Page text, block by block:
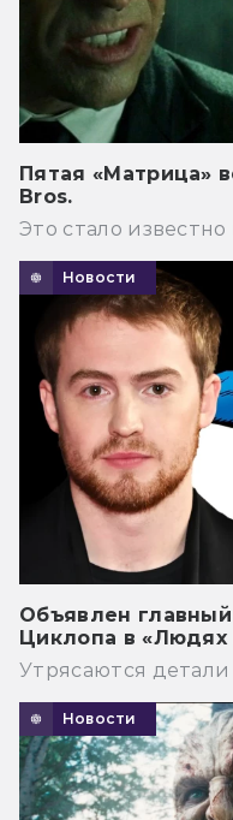
Пятая «Матрица»
Bros.
Это стало
Новости
Объявлен
Циклопа в «Людях
Утрясаются детали
Новости